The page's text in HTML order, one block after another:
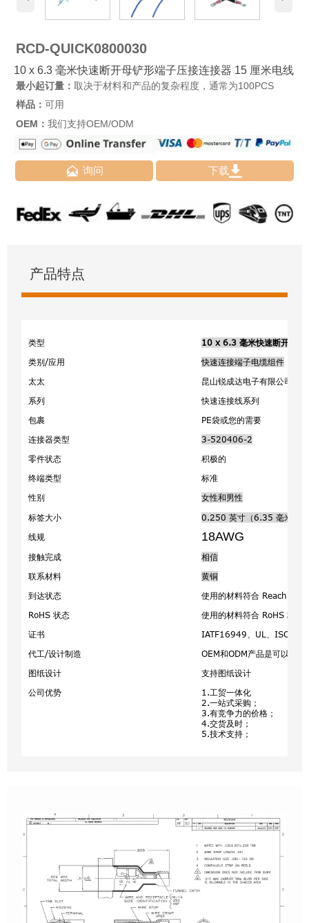
RCD-QUICK0800030
10 x 6.3 毫米快速断开母铲形端子压接连接器 15 厘米电线
最小起订量： 取决于材料和产品的复杂程度，通常为100PCS
样品： 可用
OEM： 我们支持OEM/ODM
 询问 下载
产品特点
类型
10 x 6.3 毫米快速断开母铲
类别/应用
快速连接端子电缆组件
太太
昆山锐成达电子有限公司
系列
快速连接线系列
包裹
PE袋或您的需要
连接器类型
3-520406-2
零件状态
积极的
终端类型
标准
性别
女性和男性
标签大小
0.250 英寸（6.35 毫米）
线规
18AWG
接触完成
相信
联系材料
黄铜
到达状态
使用的材料符合 Reach 标准
RoHS 状态
使用的材料符合 RoHS 标准
证书
IATF16949、UL、
代工/设计制造
OEM和ODM产品是可以接受
图纸设计
支持图纸设计
公司优势
1.工贸一体化
2.一站式采购；
3.有竞争力的价格；
4.交货及时；
5.技术支持；